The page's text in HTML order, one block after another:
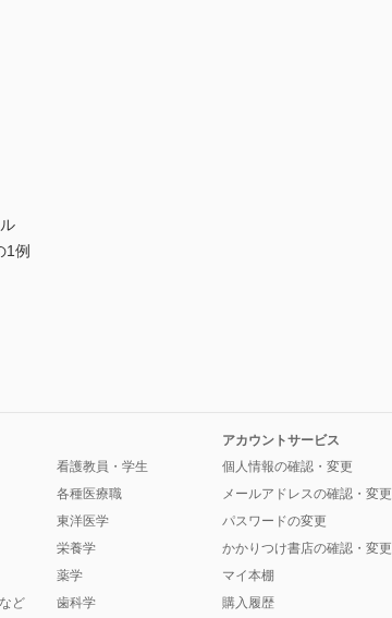
1例
ど
看護教員・学生
各種医療職
東洋医学
栄養学
薬学
歯科学
アカウントサービス
個人情報の確認・変更
メールアドレスの確認・変更
パスワードの変更
かかりつけ書店の確認・変更
マイ本棚
購入履歴